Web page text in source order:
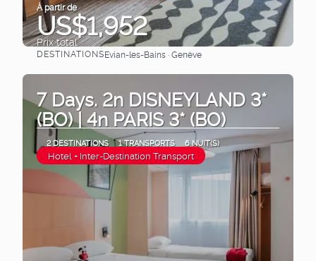
À partir de
US$1,952
Prix ​​total
Afficher
DESTINATIONSEvian-les-Bains · Genève
7 Days. 2n DISNEYLAND 3*
(BO) | 4n PARIS 3* (BO)
2 DESTINATIONS 1 TRANSPORTS 6 NUIT(S)
Hotel + Inter-Destination Transport